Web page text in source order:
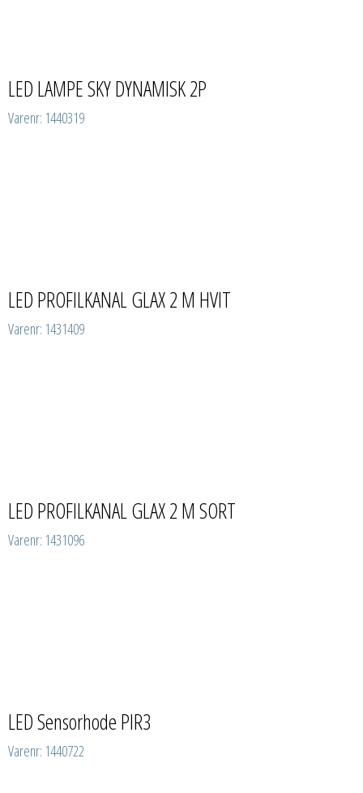
LED LAMPE SKY DYNAMISK 2P
Varenr: 1440319
LED PROFILKANAL GLAX 2 M HVIT
Varenr: 1431409
LED PROFILKANAL GLAX 2 M SORT
Varenr: 1431096
LED Sensorhode PIR3
Varenr: 1440722